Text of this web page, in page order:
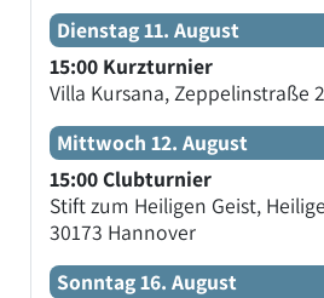
Dienstag 11. August
15:00 Kurzturnier
Villa Kursana, Zeppelinstraße
Mittwoch 12. August
15:00 Clubturnier
Stift zum Heiligen Geist,
30173 Hannover
Sonntag 16. August